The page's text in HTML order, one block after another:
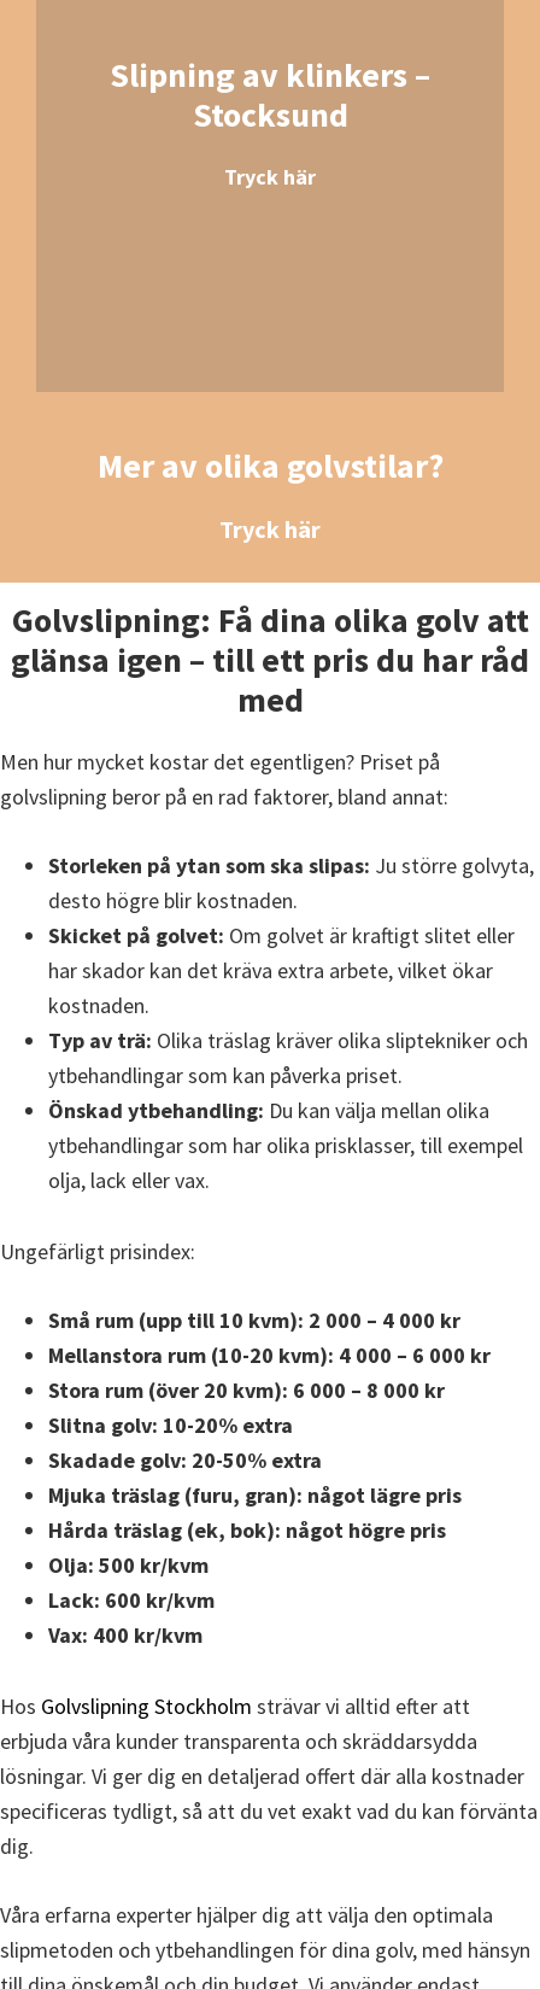
Slipning av klinkers –
Stocksund
Tryck här
Mer av olika golvstilar?
Tryck här
Golvslipning: Få dina olika golv att
glänsa igen – till ett pris du har råd
med
Men hur mycket kostar det egentligen? Priset på
golvslipning beror på en rad faktorer, bland annat:
Storleken på ytan som ska slipas: Ju större golvyta,
desto högre blir kostnaden.
Skicket på golvet: Om golvet är kraftigt slitet eller
har skador kan det kräva extra arbete, vilket ökar
kostnaden.
Typ av trä: Olika träslag kräver olika sliptekniker och
ytbehandlingar som kan påverka priset.
Önskad ytbehandling: Du kan välja mellan olika
ytbehandlingar som har olika prisklasser, till exempel
olja, lack eller vax.
Ungefärligt prisindex:
Små rum (upp till 10 kvm): 2 000 – 4 000 kr
Mellanstora rum (10-20 kvm): 4 000 – 6 000 kr
Stora rum (över 20 kvm): 6 000 – 8 000 kr
Slitna golv: 10-20% extra
Skadade golv: 20-50% extra
Mjuka träslag (furu, gran): något lägre pris
Hårda träslag (ek, bok): något högre pris
Olja: 500 kr/kvm
Lack: 600 kr/kvm
Vax: 400 kr/kvm
Hos Golvslipning Stockholm strävar vi alltid efter att
erbjuda våra kunder transparenta och skräddarsydda
lösningar. Vi ger dig en detaljerad offert där alla kostnader
specificeras tydligt, så att du vet exakt vad du kan förvänta
dig.
Våra erfarna experter hjälper dig att välja den optimala
slipmetoden och ytbehandlingen för dina golv, med hänsyn